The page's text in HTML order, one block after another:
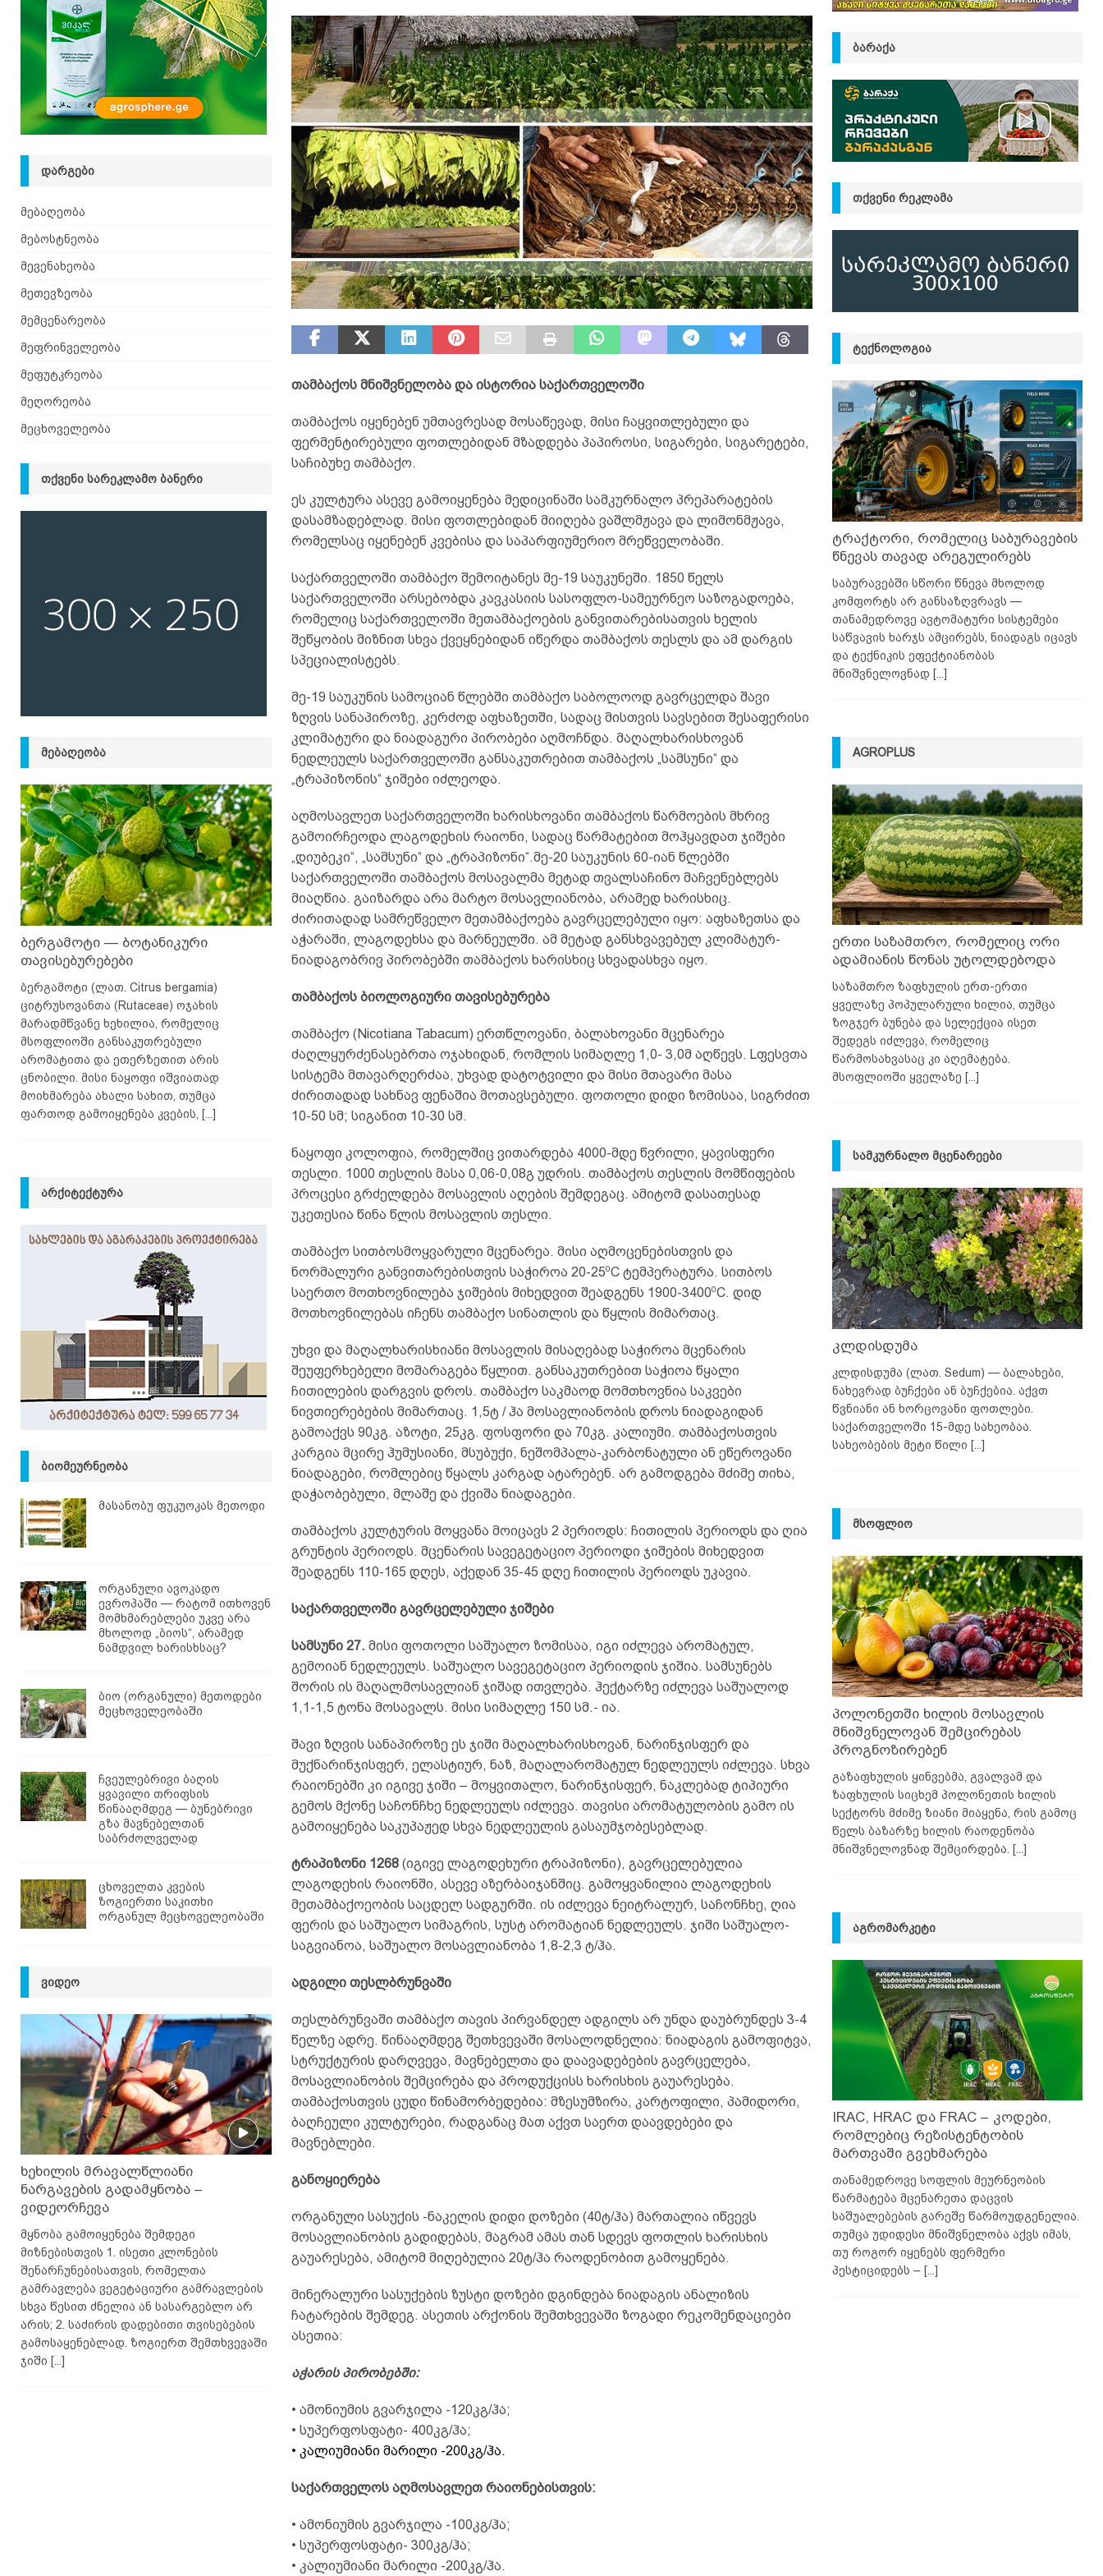
[ 08.08.2026 ] ზაანენური ჯიშის თხა შვეიცარიიდან ᲛᲔᲪᲮᲝᲕᲔᲚᲔᲝᲑᲐ
თამბაქოს მნიშვნელობა და ისტორია საქართველოში
თამბაქოს იყენებენ უმთავრესად მოსაწევად, მისი ჩაყვითლებული და
ფერმენტირებული ფოთლებიდან მზადდება პაპიროსი, სიგარები, სიგარეტები,
საჩიბუხე თამბაქო.
ეს კულტურა ასევე გამოიყენება მედიცინაში სამკურნალო პრეპარატების
დასამზადებლად. მისი ფოთლებიდან მიიღება ვაშლმჟავა და ლიმონმჟავა,
რომელსაც იყენებენ კვებისა და საპარფიუმერიო მრეწველობაში.
საქართველოში თამბაქო შემოიტანეს მე-19 საუკუნეში. 1850 წელს
საქართველოში არსებობდა კავკასიის სასოფლო-სამეურნეო საზოგადოება,
რომელიც საქართველოში მეთამბაქოების განვითარებისათვის ხელის
შეწყობის მიზნით სხვა ქვეყნებიდან იწერდა თამბაქოს თესლს და ამ დარგის
სპეციალისტებს.
მე-19 საუკუნის სამოციან წლებში თამბაქო საბოლოოდ გავრცელდა შავი
ზღვის სანაპიროზე, კერძოდ აფხაზეთში, სადაც მისთვის სავსებით შესაფერისი
კლიმატური და ნიადაგური პირობები აღმოჩნდა. მაღალხარისხოვან
ნედლეულს საქართველოში განსაკუთრებით თამბაქოს „სამსუნი“ და
„ტრაპიზონის“ ჯიშები იძლეოდა.
აღმოსავლეთ საქართველოში ხარისხოვანი თამბაქოს წარმოების მხრივ
გამოირჩეოდა ლაგოდეხის რაიონი, სადაც წარმატებით მოჰყავდათ ჯიშები
„დიუბეკი“, „სამსუნი“ და „ტრაპიზონი“.მე-20 საუკუნის 60-იან წლებში
საქართველოში თამბაქოს მოსავალმა მეტად თვალსაჩინო მაჩვენებლებს
მიაღწია. გაიზარდა არა მარტო მოსავლიანობა, არამედ ხარისხიც.
ძირითადად სამრეწველო მეთამბაქოება გავრცელებული იყო: აფხაზეთსა და
აჭარაში, ლაგოდეხსა და მარნეულში. ამ მეტად განსხვავებულ კლიმატურ-
ნიადაგობრივ პირობებში თამბაქოს ხარისხიც სხვადასხვა იყო.
თამბაქოს ბიოლოგიური თავისებურება
თამბაქო (Nicotiana Tabacum) ერთწლოვანი, ბალახოვანი მცენარეა
ძაღლყურძენასებრთა ოჯახიდან, რომლის სიმაღლე 1,0- 3,0მ აღწევს. Lფესვთა
სისტემა მთავარღერძაა, უხვად დატოტვილი და მისი მთავარი მასა
ძირითადად სახნავ ფენაშია მოთავსებული. ფოთოლი დიდი ზომისაა, სიგრძით
10-50 სმ; სიგანით 10-30 სმ.
ნაყოფი კოლოფია, რომელშიც ვითარდება 4000-მდე წვრილი, ყავისფერი
თესლი. 1000 თესლის მასა 0,06-0,08გ უდრის. თამბაქოს თესლის მომწიფების
პროცესი გრძელდება მოსავლის აღების შემდეგაც. ამიტომ დასათესად
უკეთესია წინა წლის მოსავლის თესლი.
თამბაქო სითბოსმოყვარული მცენარეა. მისი აღმოცენებისთვის და
ნორმალური განვითარებისთვის საჭიროა 20-250C ტემპერატურა. სითბოს
საერთო მოთხოვნილება ჯიშების მიხედვით შეადგენს 1900-34000C. დიდ
მოთხოვნილებას იჩენს თამბაქო სინათლის და წყლის მიმართაც.
უხვი და მაღალხარისხიანი მოსავლის მისაღებად საჭიროა მცენარის
შეუფერხებელი მომარაგება წყლით. განსაკუთრებით საჭიოა წყალი
ჩითილების დარგვის დროს. თამბაქო საკმაოდ მომთხოვნია საკვები
ნივთიერებების მიმართაც. 1,5ტ / ჰა მოსავლიანობის დროს ნიადაგიდან
გამოაქვს 90კგ. აზოტი, 25კგ. ფოსფორი და 70კგ. კალიუმი. თამბაქოსთვის
კარგია მცირე ჰუმუსიანი, მსუბუქი, ნეშომპალა-კარბონატული ან ეწეროვანი
ნიადაგები, რომლებიც წყალს კარგად ატარებენ. არ გამოდგება მძიმე თიხა,
დაჭაობებული, მლაშე და ქვიშა ნიადაგები.
თამბაქოს კულტურის მოყვანა მოიცავს 2 პერიოდს: ჩითილის პერიოდს და ღია
გრუნტის პერიოდს. მცენარის სავეგეტაციო პერიოდი ჯიშების მიხედვით
შეადგენს 110-165 დღეს, აქედან 35-45 დღე ჩითილის პერიოდს უკავია.
საქართველოში გავრცელებული ჯიშები
სამსუნი 27. მისი ფოთოლი საშუალო ზომისაა, იგი იძლევა არომატულ,
გემოიან ნედლეულს. საშუალო სავეგეტაციო პერიოდის ჯიშია. სამსუნებს
შორის ის მაღალმოსავლიან ჯიშად ითვლება. ჰექტარზე იძლევა საშუალოდ
1,1-1,5 ტონა მოსავალს. მისი სიმაღლე 150 სმ.- ია.
შავი ზღვის სანაპიროზე ეს ჯიში მაღალხარისხოვან, ნარინჯისფერ და
მუქნარინჯისფერ, ელასტიურ, ნაზ, მაღალარომატულ ნედლეულს იძლევა. სხვა
რაიონებში კი იგივე ჯიში – მოყვითალო, ნარინჯისფერ, ნაკლებად ტიპიური
გემოს მქონე საჩონჩხე ნედლეულს იძლევა. თავისი არომატულობის გამო ის
გამოიყენება საკუპაჟედ სხვა ნედლეულის გასაუმჯობესებლად.
ტრაპიზონი 1268 (იგივე ლაგოდეხური ტრაპიზონი), გავრცელებულია
ლაგოდეხის რაიონში, ასევე აზერბაიჯანშიც. გამოყვანილია ლაგოდეხის
მეთამბაქოეობის საცდელ სადგურში. ის იძლევა ნეიტრალურ, საჩონჩხე, ღია
ფერის და საშუალო სიმაგრის, სუსტ არომატიან ნედლეულს. ჯიში საშუალო-
საგვიანოა, საშუალო მოსავლიანობა 1,8-2,3 ტ/ჰა.
ადგილი თესლბრუნვაში
თესლბრუნვაში თამბაქო თავის პირვანდელ ადგილს არ უნდა დაუბრუნდეს 3-4
წელზე ადრე. წინააღმდეგ შეთხვევაში მოსალოდნელია: ნიადაგის გამოფიტვა,
სტრუქტურის დარღვევა, მავნებელთა და დაავადებების გავრცელება,
მოსავლიანობის შემცირება და პროდუქცისს ხარისხის გაუარესება.
თამბაქოსთვის ცუდი წინამორბედებია: მზესუმზირა, კარტოფილი, პამიდორი,
ბაღჩეული კულტურები, რადგანაც მათ აქვთ საერთ დაავდებები და
მავნებლები.
განოყიერება
ორგანული სასუქის -ნაკელის დიდი დოზები (40ტ/ჰა) მართალია იწვევს
მოსავლიანობის გადიდებას, მაგრამ ამას თან სდევს ფოთლის ხარისხის
გაუარესება, ამიტომ მიღებულია 20ტ/ჰა რაოდენობით გამოყენება.
მინერალური სასუქების ზუსტი დოზები დგინდება ნიადაგის ანალიზის
ჩატარების შემდეგ. ასეთის არქონის შემთხვევაში ზოგადი რეკომენდაციები
ასეთია:
აჭარის პირობებში:
• ამონიუმის გვარჯილა -120კგ/ჰა;
• სუპერფოსფატი- 400კგ/ჰა;
• კალიუმიანი მარილი -200კგ/ჰა.
საქართველოს აღმოსავლეთ რაიონებისთვის:
• ამონიუმის გვარჯილა -100კგ/ჰა;
• სუპერფოსფატი- 300კგ/ჰა;
• კალიუმიანი მარილი -200კგ/ჰა.
ᲓᲐᲠᲒᲔᲑᲘ
მებაღეობა
მებოსტნეობა
მევენახეობა
მეთევზეობა
მემცენარეობა
მეფრინველეობა
მეფუტკრეობა
მეღორეობა
მეცხოველეობა
ᲗᲥᲕᲔᲜᲘ ᲡᲐᲠᲔᲙᲚᲐᲛᲝ ᲑᲐᲜᲔᲠᲘ
ᲛᲔᲑᲐᲦᲔᲝᲑᲐ
ბერგამოტი — ბოტანიკური
თავისებურებები
ბერგამოტი (ლათ. Citrus bergamia)
ციტრუსოვანთა (Rutaceae) ოჯახის
მარადმწვანე ხეხილია, რომელიც
მსოფლიოში განსაკუთრებული
არომატითა და ეთერზეთით არის
ცნობილი. მისი ნაყოფი იშვიათად
მოიხმარება ახალი სახით, თუმცა
ფართოდ გამოიყენება კვების,
[...]
ᲐᲠᲥᲘᲢᲔᲥᲢᲣᲠᲐ
ᲑᲘᲝᲛᲔᲣᲠᲜᲔᲝᲑᲐ
მასანობუ ფუკუოკას მეთოდი
ორგანული ავოკადო
ევროპაში — რატომ ითხოვენ
მომხმარებლები უკვე არა
მხოლოდ „ბიოს“, არამედ
ნამდვილ ხარისხსაც?
ბიო (ორგანული) მეთოდები
მეცხოველეობაში
ჩვეულებრივი ბაღის
ყვავილი თრიფსის
წინააღმდეგ — ბუნებრივი
გზა მავნებელთან
საბრძოლველად
ცხოველთა კვების
ზოგიერთი საკითხი
ორგანულ მეცხოველეობაში
ᲕᲘᲓᲔᲝ
ხეხილის მრავალწლიანი
ნარგავების გადამყნობა –
ვიდეორჩევა
მყნობა გამოიყენება შემდეგი
მიზნებისთვის 1. ისეთი კლონების
შენარჩუნებისათვის, რომელთა
გამრავლება ვეგეტაციური გამრავლების
სხვა წესით ძნელია ან სასარგებლო არ
არის; 2. საძირის დადებითი თვისებების
გამოსაყენებლად. ზოგიერთ შემთხვევაში
ჯიში [...]
ᲑᲐᲠᲐᲥᲐ
ᲗᲥᲕᲔᲜᲘ ᲠᲔᲙᲚᲐᲛᲐ
ᲢᲔᲥᲜᲝᲚᲝᲒᲘᲐ
ტრაქტორი, რომელიც საბურავების
წნევას თავად არეგულირებს
საბურავებში სწორი წნევა მხოლოდ
კომფორტს არ განსაზღვრავს —
თანამედროვე ავტომატური სისტემები
საწვავის ხარჯს ამცირებს, ნიადაგს იცავს
და ტექნიკის ეფექტიანობას
მნიშვნელოვნად [...]
AGROPLUS
ერთი საზამთრო, რომელიც ორი
ადამიანის წონას უტოლდებოდა
საზამთრო ზაფხულის ერთ-ერთი
ყველაზე პოპულარული ხილია, თუმცა
ზოგჯერ ბუნება და სელექცია ისეთ
შედეგს იძლევა, რომელიც
წარმოსახვასაც კი აღემატება.
მსოფლიოში ყველაზე [...]
ᲡᲐᲛᲙᲣᲠᲜᲐᲚᲝ ᲛᲪᲔᲜᲐᲠᲔᲔᲑᲘ
კლდისდუმა
კლდისდუმა (ლათ. Sedum) — ბალახები,
ნახევრად ბუჩქები ან ბუჩქებია. აქვთ
წვნიანი ან ხორცოვანი ფოთლები.
საქართველოში 15-მდე სახეობაა.
სახეობების მეტი წილი [...]
ᲛᲡᲝᲤᲚᲘᲝ
პოლონეთში ხილის მოსავლის
მნიშვნელოვან შემცირებას
პროგნოზირებენ
გაზაფხულის ყინვებმა, გვალვამ და
ზაფხულის სიცხემ პოლონეთის ხილის
სექტორს მძიმე ზიანი მიაყენა, რის გამოც
წელს ბაზარზე ხილის რაოდენობა
მნიშვნელოვნად შემცირდება. [...]
ᲐᲒᲠᲝᲛᲐᲠᲙᲔᲢᲘ
IRAC, HRAC და FRAC – კოდები,
რომლებიც რეზისტენტობის
მართვაში გვეხმარება
თანამედროვე სოფლის მეურნეობის
წარმატება მცენარეთა დაცვის
საშუალებების გარეშე წარმოუდგენელია.
თუმცა უდიდესი მნიშვნელობა აქვს იმას,
თუ როგორ იყენებს ფერმერი
პესტიციდებს – [...]